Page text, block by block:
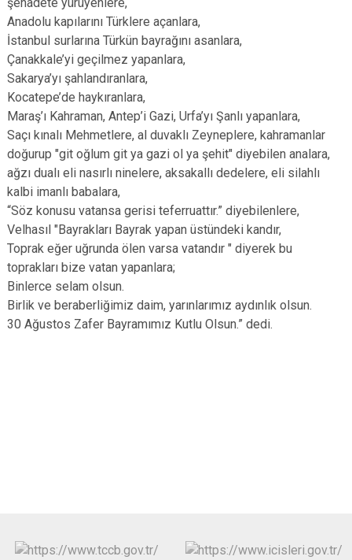
Anadolu kapılarını Türklere açanlara,
İstanbul surlarına Türkün bayrağını asanlara,
Çanakkale’yi geçilmez yapanlara,
Sakarya’yı şahlandıranlara,
Kocatepe’de haykıranlara,
Maraş’ı Kahraman, Antep’i Gazi, Urfa’yı Şanlı yapanlara,
Saçı kınalı Mehmetlere, al duvaklı Zeyneplere, kahramanlar
doğurup "git oğlum git ya gazi ol ya şehit" diyebilen analara,
ağzı dualı eli nasırlı ninelere, aksakallı dedelere, eli silahlı
kalbi imanlı babalara,
“Söz konusu vatansa gerisi teferruattır.” diyebilenlere,
Velhasıl "Bayrakları Bayrak yapan üstündeki kandır,
Toprak eğer uğrunda ölen varsa vatandır " diyerek bu
toprakları bize vatan yapanlara;
Binlerce selam olsun.
Birlik ve beraberliğimiz daim, yarınlarımız aydınlık olsun.
30 Ağustos Zafer Bayramımız Kutlu Olsun.” dedi.